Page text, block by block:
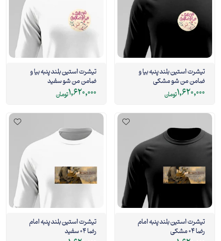
تیشرت استین بلند پنبه بیا و
ضامن من شو مشکی
1,620,000تومان
تیشرت استین بلند پنبه بیا و
ضامن من شو سفید
1,620,000تومان
تیشرت استین بلند پنبه امام
رضا 04 مشکی
تیشرت استین بلند پنبه امام
رضا 04 سفید